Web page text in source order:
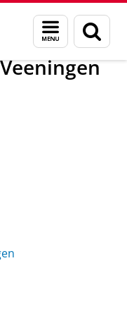
Menu
en
zoeken
Veeningen